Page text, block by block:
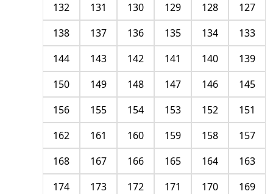
127
128
129
130
131
132
133
134
135
136
137
138
139
140
141
142
143
144
145
146
147
148
149
150
151
152
153
154
155
156
157
158
159
160
161
162
163
164
165
166
167
168
169
170
171
172
173
174